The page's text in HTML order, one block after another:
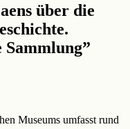
über die
Museums umfasst rund